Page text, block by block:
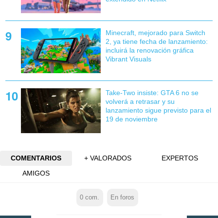
Minecraft, mejorado para Switch
2, ya tiene fecha de lanzamiento:
incluirá la renovación gráfica
Vibrant Visuals
Take-Two insiste: GTA 6 no se
volverá a retrasar y su
lanzamiento sigue previsto para el
19 de noviembre
COMENTARIOS + VALORADOS
EXPERTOS
AMIGOS
0 com. En foros